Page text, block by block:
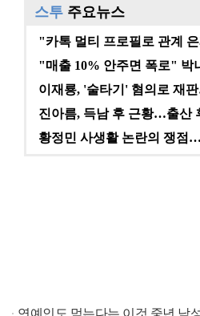
스투 주요뉴스
"매출 10% 안주면 폭로" 박